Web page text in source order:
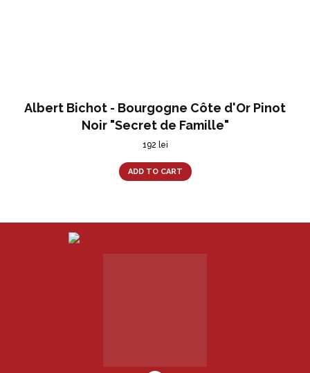
Albert Bichot - Bourgogne Côte d'Or Pinot
Noir "Secret de Famille"
192 lei
ADD TO CART